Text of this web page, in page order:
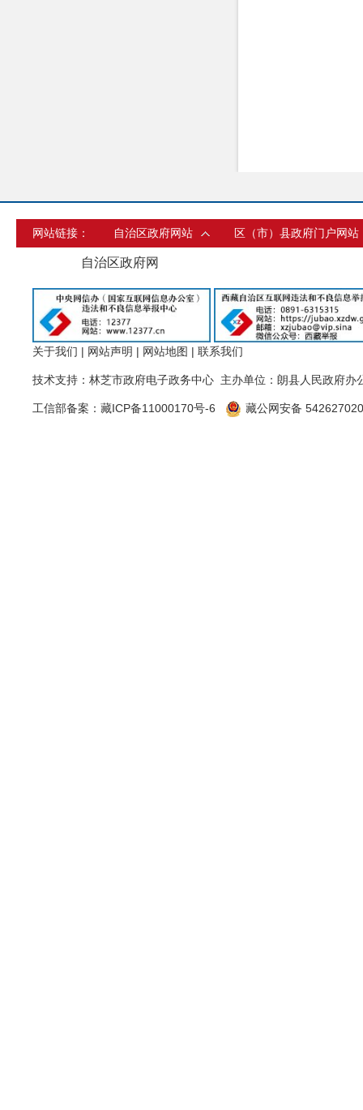
网站链接： 自治区政府网站 区（市）县政府门户网站
自治区政府网
关于我们 | 网站声明 | 网站地图 | 联系我们
技术支持：林芝市政府电子政务中心 主办单位：朗县人民政府办
工信部备案： 藏ICP备11000170号-6 藏公网安备